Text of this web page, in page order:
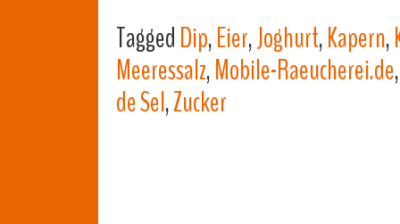
TaggedDip,Eier,Joghurt,Kapern,
Meeressalz,Mobile-Raeucherei.de
de Sel,Zucker